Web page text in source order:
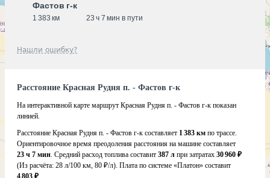
Фастов г-к
1 383 км 23 ч 7 мин в пути
Нашли ошибку?
Расстояние Красная Рудня п. - Фастов г-к
На интерактивной карте маршрут Красная Рудня п. - Фастов г-к показан
линией.
Расстояние Красная Рудня п. - Фастов г-к составляет 1 383 км по трассе.
Ориентировочное время преодоления расстояния на машине составляет
23 ч 7 мин. Средний расход топлива составит 387 л при затратах 30 960 ₽
(Из расчёта: 28 л/100 км, 80 ₽/л). Плата по системе «Платон» составит
4 803 ₽